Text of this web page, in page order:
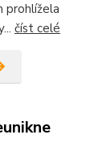
prohlížela
číst celé